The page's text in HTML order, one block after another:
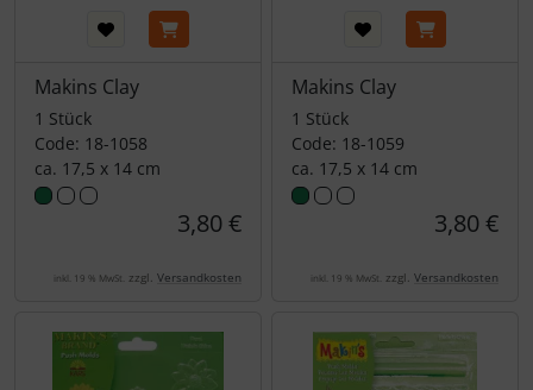
Makins Clay
1 Stück
Code: 18-1058
ca. 17,5 x 14 cm
3,80 €
inkl. 19 % MwSt. zzgl. Versandkosten
Makins Clay
1 Stück
Code: 18-1059
ca. 17,5 x 14 cm
3,80 €
inkl. 19 % MwSt. zzgl. Versandkosten